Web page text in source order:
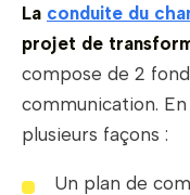
La conduite du
projet de
compose de 2
communication.
plusieurs façons :
Un plan de